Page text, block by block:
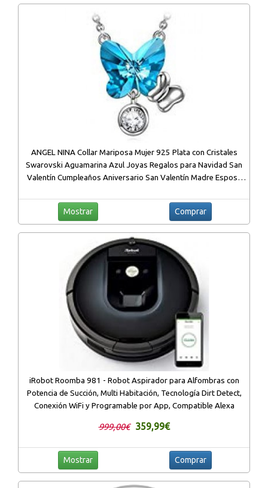
ANGEL NINA Collar Mariposa Mujer 925 Plata con Cristales
Swarovski Aguamarina Azul Joyas Regalos para Navidad San
Valentín Cumpleaños Aniversario San Valentín Madre Esposa
Mostrar Comprar
iRobot Roomba 981 - Robot Aspirador para Alfombras con
Potencia de Succión, Multi Habitación, Tecnología Dirt Detect,
Conexión WiFi y Programable por App, Compatible Alexa
999,00€ 359,99€
Mostrar Comprar